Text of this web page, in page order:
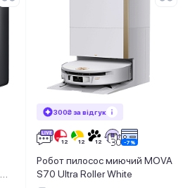
300₴ за відгук
Робот пилосос миючий MOVA
S70 Ultra Roller White